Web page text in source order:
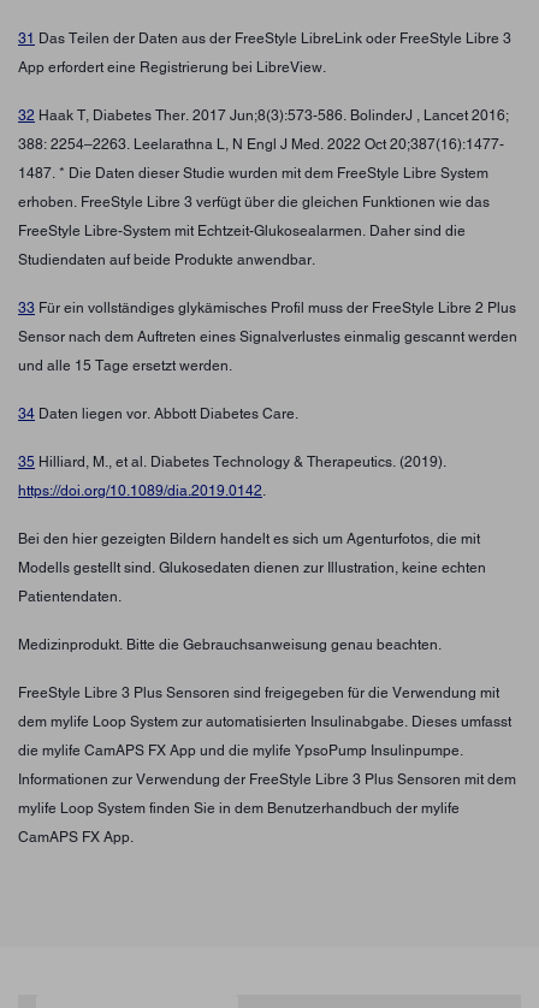
31 Das Teilen der Daten aus der FreeStyle LibreLink oder FreeStyle Libre 3
App erfordert eine Registrierung bei LibreView.
32 Haak T, Diabetes Ther. 2017 Jun;8(3):573-586. BolinderJ , Lancet 2016;
388: 2254–2263. Leelarathna L, N Engl J Med. 2022 Oct 20;387(16):1477-
1487. * Die Daten dieser Studie wurden mit dem FreeStyle Libre System
erhoben. FreeStyle Libre 3 verfügt über die gleichen Funktionen wie das
FreeStyle Libre-System mit Echtzeit-Glukosealarmen. Daher sind die
Studiendaten auf beide Produkte anwendbar.
33 Für ein vollständiges glykämisches Profil muss der FreeStyle Libre 2 Plus
Sensor nach dem Auftreten eines Signalverlustes einmalig gescannt werden
und alle 15 Tage ersetzt werden.
34 Daten liegen vor. Abbott Diabetes Care.
35 Hilliard, M., et al. Diabetes Technology & Therapeutics. (2019).
https://doi.org/10.1089/dia.2019.0142.
Bei den hier gezeigten Bildern handelt es sich um Agenturfotos, die mit
Modells gestellt sind. Glukosedaten dienen zur Illustration, keine echten
Patientendaten.
Medizinprodukt. Bitte die Gebrauchsanweisung genau beachten.
FreeStyle Libre 3 Plus Sensoren sind freigegeben für die Verwendung mit
dem mylife Loop System zur automatisierten Insulinabgabe. Dieses umfasst
die mylife CamAPS FX App und die mylife YpsoPump Insulinpumpe.
Informationen zur Verwendung der FreeStyle Libre 3 Plus Sensoren mit dem
mylife Loop System finden Sie in dem Benutzerhandbuch der mylife
CamAPS FX App.